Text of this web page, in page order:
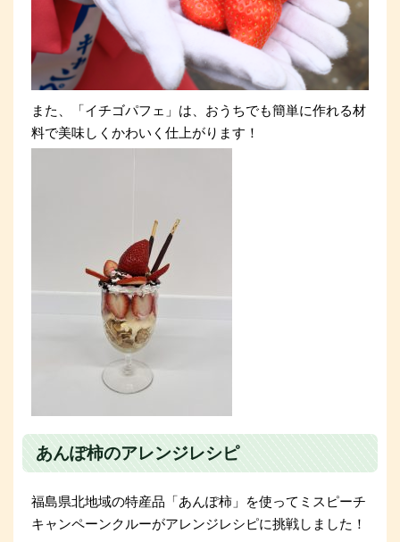
また、「イチゴパフェ」は、おうちでも簡単に作れる材
料で美味しくかわいく仕上がります！
あんぽ柿のアレンジレシピ
福島県北地域の特産品「あんぽ柿」を使ってミスピーチ
キャンペーンクルーがアレンジレシピに挑戦しました！